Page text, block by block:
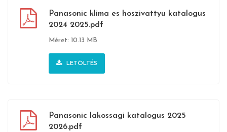
Panasonic klima es hoszivattyu katalogus
2024 2025.pdf
Méret: 10.13 MB
LETÖLTÉS
Panasonic lakossagi katalogus 2025
2026.pdf